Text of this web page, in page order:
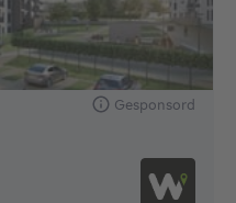
Gesponsord